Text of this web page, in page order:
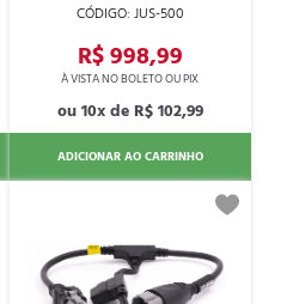
JUS-500
R$ 998,99
10x de R$ 102,99
ADICIONAR AO CARRINHO